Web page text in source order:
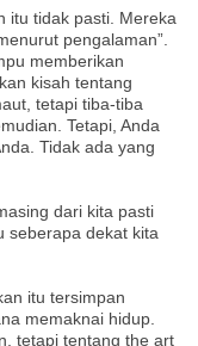
itu tidak pasti. Mereka
pengalaman”.
memberikan
kisah tentang
tetapi tiba-tiba
Tetapi, Anda
Tidak ada yang
dari kita pasti
seberapa dekat kita
itu tersimpan
memaknai hidup.
tetapi tentang the art